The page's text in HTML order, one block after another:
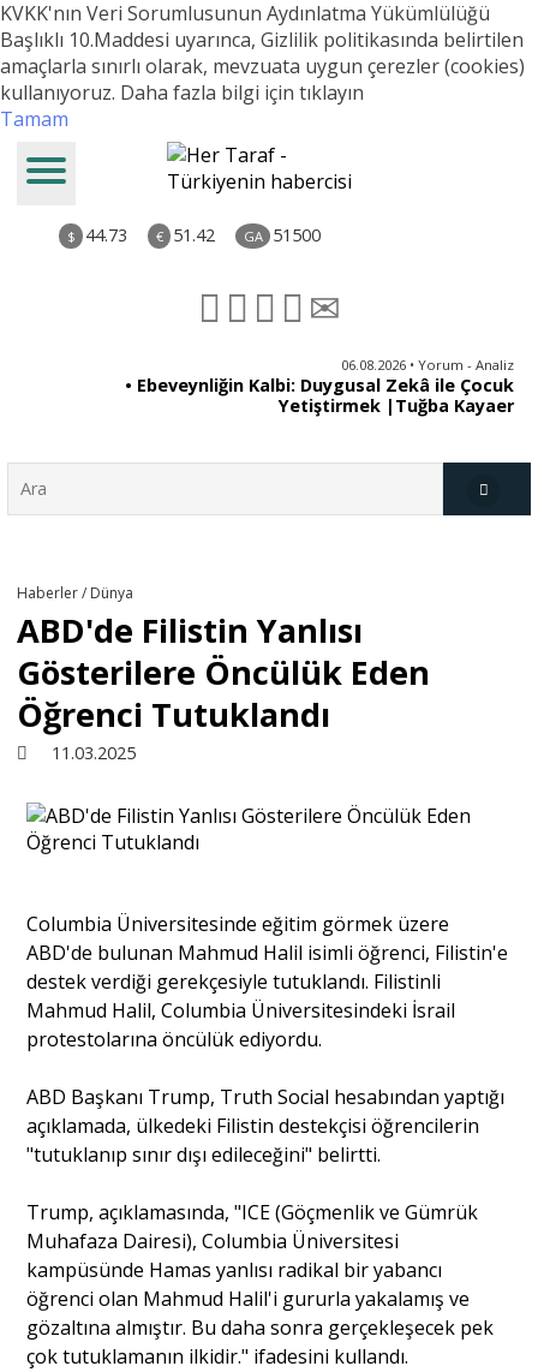
KVKK'nın Veri Sorumlusunun Aydınlatma Yükümlülüğü
Başlıklı 10.Maddesi uyarınca, Gizlilik politikasında belirtilen
amaçlarla sınırlı olarak, mevzuata uygun çerezler (cookies)
kullanıyoruz. Daha fazla bilgi için tıklayın
Tamam
$ 44.73 € 51.42 GA 51500
06.08.2026 • Yorum - Analiz
• Ebeveynliğin Kalbi: Duygusal Zekâ ile Çocuk
Yetiştirmek |Tuğba Kayaer
Derkenar
Sivil Toplum
Kültür - Sanat
Dünya
Yorum - Analiz
Söyleşi
Yazı Dizisi
Portre
Yazarlar
Haberler / Dünya
ABD'de Filistin Yanlısı
Gösterilere Öncülük Eden
Öğrenci Tutuklandı
11.03.2025
Columbia Üniversitesinde eğitim görmek üzere
ABD'de bulunan Mahmud Halil isimli öğrenci, Filistin'e
destek verdiği gerekçesiyle tutuklandı. Filistinli
Mahmud Halil, Columbia Üniversitesindeki İsrail
protestolarına öncülük ediyordu.
ABD Başkanı Trump, Truth Social hesabından yaptığı
açıklamada, ülkedeki Filistin destekçisi öğrencilerin
"tutuklanıp sınır dışı edileceğini" belirtti.
Trump, açıklamasında, "ICE (Göçmenlik ve Gümrük
Muhafaza Dairesi), Columbia Üniversitesi
kampüsünde Hamas yanlısı radikal bir yabancı
öğrenci olan Mahmud Halil'i gururla yakalamış ve
gözaltına almıştır. Bu daha sonra gerçekleşecek pek
çok tutuklamanın ilkidir." ifadesini kullandı.